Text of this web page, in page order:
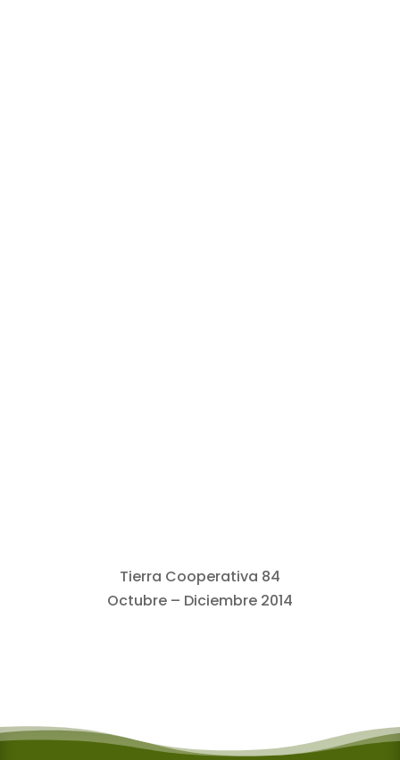
Tierra Cooperativa 84
Octubre – Diciembre 2014